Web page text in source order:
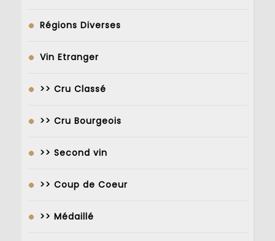
Régions Diverses
Vin Etranger
>> Cru Classé
>> Cru Bourgeois
>> Second vin
>> Coup de Coeur
>> Médaillé